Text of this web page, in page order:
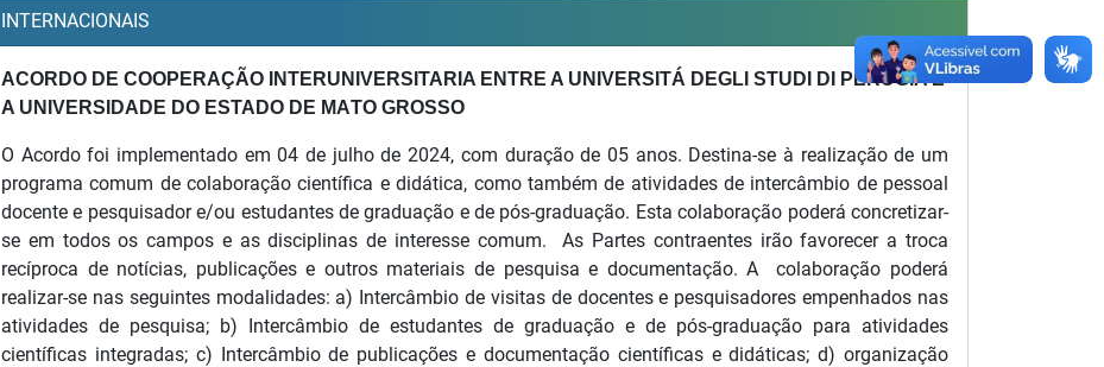
INTERNACIONAIS
ACORDO DE COOPERAÇÃO INTERUNIVERSITARIA ENTRE A UNIVERSITÁ DEGLI STUDI DI PERUGIA E
A UNIVERSIDADE DO ESTADO DE МАTО GROSSO
O Acordo foi implementado em 04 de julho de 2024, com duração de 05 anos. Destina-se à realização de um
programa comum de colaboração científica e didática, como também de atividades de intercâmbio de pessoal
docente e pesquisador e/ou estudantes de graduação e de pós-graduação. Esta colaboração poderá concretizar-
se em todos os campos e as disciplinas de interesse comum. As Partes contraentes irão favorecer a troca
recíproca de notícias, publicações e outros materiais de pesquisa e documentação. A colaboração poderá
realizar-se nas seguintes modalidades: a) Intercâmbio de visitas de docentes e pesquisadores empenhados nas
atividades de pesquisa; b) Intercâmbio de estudantes de graduação e de pós-graduação para atividades
científicas integradas; c) Intercâmbio de publicações e documentação científicas e didáticas; d) organização